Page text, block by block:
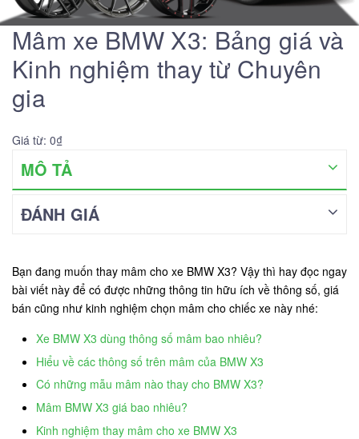
Mâm xe BMW X3: Bảng giá và
Kinh nghiệm thay từ Chuyên
gia
Giá từ: 0₫
MÔ TẢ
ĐÁNH GIÁ
Bạn đang muốn thay mâm cho xe BMW X3? Vậy thì hay đọc ngay
bài viết này để có được những thông tin hữu ích về thông số, giá
bán cũng như kinh nghiệm chọn mâm cho chiếc xe này nhé:
Xe BMW X3 dùng thông số mâm bao nhiêu?
Hiểu về các thông số trên mâm của BMW X3
Có những mẫu mâm nào thay cho BMW X3?
Mâm BMW X3 giá bao nhiêu?
Kinh nghiệm thay mâm cho xe BMW X3